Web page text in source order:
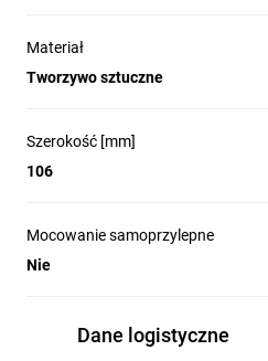
Materiał
Tworzywo sztuczne
Szerokość [mm]
106
Mocowanie samoprzylepne
Nie
Dane logistyczne